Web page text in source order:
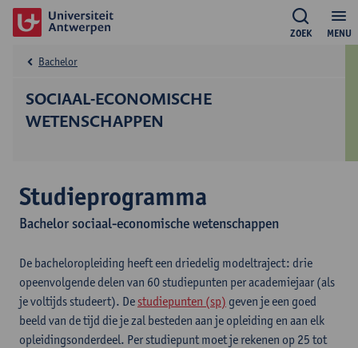
MENU
ZOEK
SOCIAAL-ECONOMISCHE
WETENSCHAPPEN
Bachelor
Studieprogramma
Bachelor sociaal-economische wetenschappen
De bacheloropleiding heeft een driedelig modeltraject: drie
opeenvolgende delen van 60 studiepunten per academiejaar (als
je voltijds studeert). De studiepunten (sp) geven je een goed
beeld van de tijd die je zal besteden aan je opleiding en aan elk
opleidingsonderdeel. Per studiepunt moet je rekenen op 25 tot